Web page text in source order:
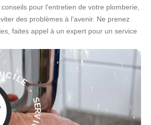
pour l'entretien de votre plomberie,
des problèmes à l'avenir. Ne prenez
faites appel à un expert pour un service
E -
S
E
R
V
I
C
E